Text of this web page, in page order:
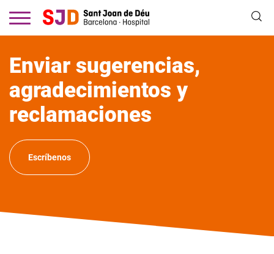
contenido
Enviar sugerencias,
agradecimientos y
reclamaciones
Escríbenos